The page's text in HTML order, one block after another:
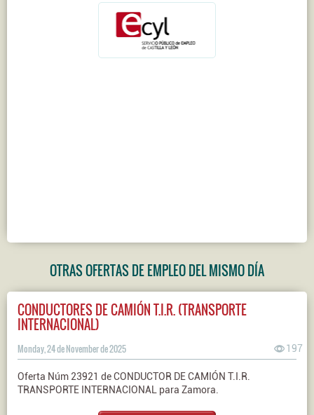
OTRAS OFERTAS DE EMPLEO DEL MISMO DÍA
CONDUCTORES DE CAMIÓN T.I.R. (TRANSPORTE
INTERNACIONAL)
Monday, 24 de November de 2025 197
Oferta Núm 23921 de CONDUCTOR DE CAMIÓN T.I.R.
TRANSPORTE INTERNACIONAL para Zamora.